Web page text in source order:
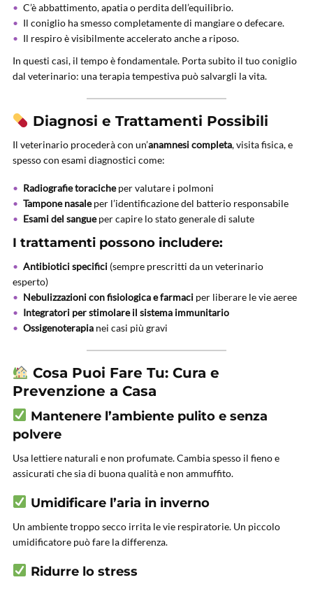
C’è abbattimento, apatia o perdita dell’equilibrio.
Il coniglio ha smesso completamente di mangiare o defecare.
Il respiro è visibilmente accelerato anche a riposo.
In questi casi, il tempo è fondamentale. Porta subito il tuo coniglio
dal veterinario: una terapia tempestiva può salvargli la vita.
Diagnosi e Trattamenti Possibili
Il veterinario procederà con un’anamnesi completa, visita fisica, e
spesso con esami diagnostici come:
Radiografie toracicheper valutare i polmoni
Tampone nasaleper l’identificazione del batterio responsabile
Esami del sangueper capire lo stato generale di salute
I trattamenti possono includere:
Antibiotici specifici (sempre prescritti da un veterinario
esperto)
Nebulizzazioni con fisiologica e farmaci per liberare le vie aeree
Integratori per stimolare il sistema immunitario
Ossigenoterapia nei casi più gravi
Cosa Puoi Fare Tu: Cura e
Prevenzione a Casa
Mantenere l’ambiente pulito e senza
polvere
Usa lettiere naturali e non profumate. Cambia spesso il fieno e
assicurati che sia di buona qualità e non ammuffito.
Umidificare l’aria in inverno
Un ambiente troppo secco irrita le vie respiratorie. Un piccolo
umidificatore può fare la differenza.
Ridurre lo stress